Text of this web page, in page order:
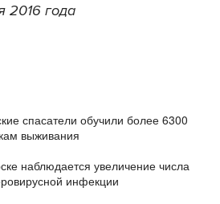
2016 года
спасатели обучили более 6300
выживания
наблюдается увеличение числа
инфекции